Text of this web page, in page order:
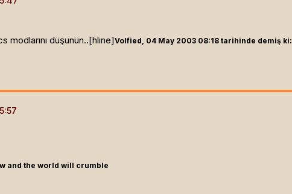
modlarını düşünün..[hline]Volfied, 04 May 2003 08:18 tarihinde demiş ki:
and the world will crumble